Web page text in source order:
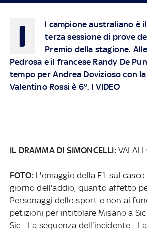
I
l campione australiano è
terza sessione di prove
Premio della stagione.
Pedrosa e il francese Randy De
tempo per Andrea Dovizioso con
Valentino Rossi è 6°. I VIDEO
IL DRAMMA DI SIMONCELLI: VAI
FOTO: L'omaggio della F1: sul
giorno dell'addio, quanto affetto
Personaggi dello sport e non ai
petizioni per intitolare Misano a Sic
Sic - La sequenza dell'incidente -